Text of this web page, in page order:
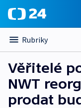
Rubriky
Věřitelé
NWT
prodat